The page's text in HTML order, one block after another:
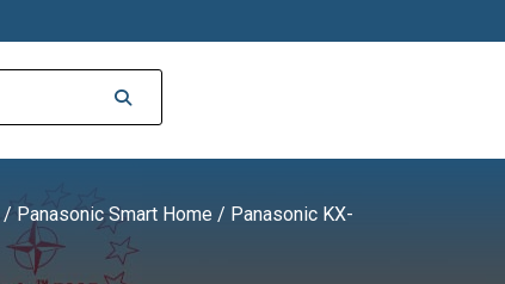
/ Panasonic Smart Home / Panasonic KX-